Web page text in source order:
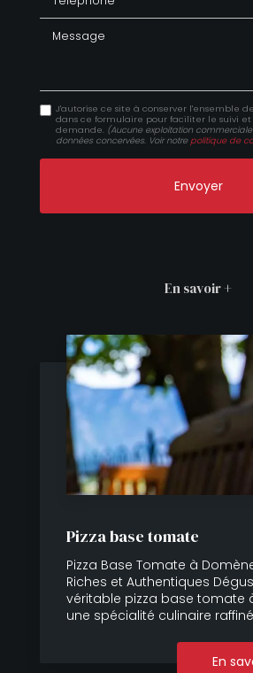
Message
J'autorise ce site à conserver l'ensemble
dans ce formulaire pour faciliter le suivi
demande. (Aucune exploitation
données concervées. Voir notre politique de
En savoir +
Pizza base tomate
Pizza Base Tomate à
Riches et Authentiques
véritable pizza base tomate
une spécialité culinaire
En